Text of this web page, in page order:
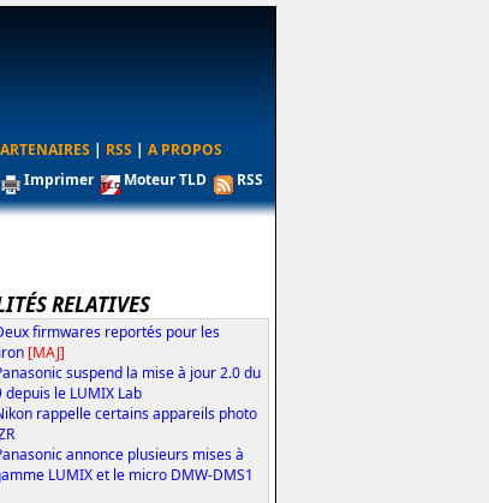
| RSS | A PROPOS
Imprimer Moteur TLD RSS
RELATIVES
firmwares reportés pour les
[MAJ]
suspend la mise à jour 2.0 du
depuis le LUMIX Lab
rappelle certains appareils photo
annonce plusieurs mises à
LUMIX et le micro DMW-DMS1